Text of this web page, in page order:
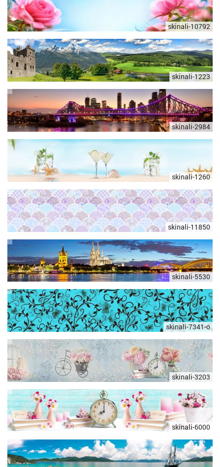
skinali-10792
skinali-1223
skinali-2984
skinali-1260
skinali-11850
skinali-5530
skinali-7341-o
skinali-3203
skinali-6000